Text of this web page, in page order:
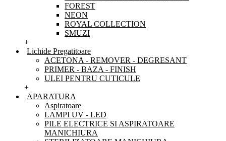
FOREST
NEON
ROYAL COLLECTION
SMUZI
+
Lichide Pregatitoare
ACETONA - REMOVER - DEGRESANT
PRIMER - BAZA - FINISH
ULEI PENTRU CUTICULE
+
APARATURA
Aspiratoare
LAMPI UV - LED
PILE ELECTRICE SI ASPIRATOARE
MANICHIURA